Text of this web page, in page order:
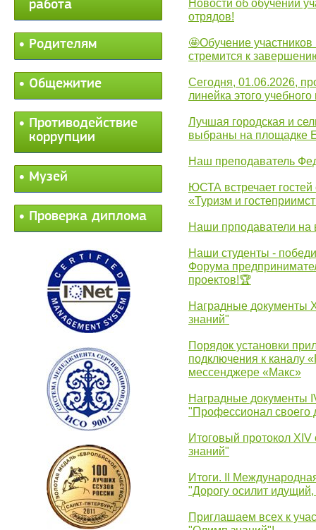
работа
Родителям
Общежитие
Противодействие
коррупции
Музей
Проверка диплома
Новости об обучении
отрядов!
🤩Обучение участников
стремится к
Сегодня, 01.06.2026,
линейка этого учебного
Лучшая городская и
выбраны на площадке
Наш преподаватель
ЮСТА встречает гостей
«Туризм и
Наши прподаватели
Наши студенты -
Форума
проектов!🏆
Наградные документы
знаний"
Порядок установки
подключения к каналу
мессенджере «Макс»
Наградные документы
"Профессионал своего
Итоговый протокол
знаний"
Итоги. II
"Дорогу осилит
Приглашаем всех к